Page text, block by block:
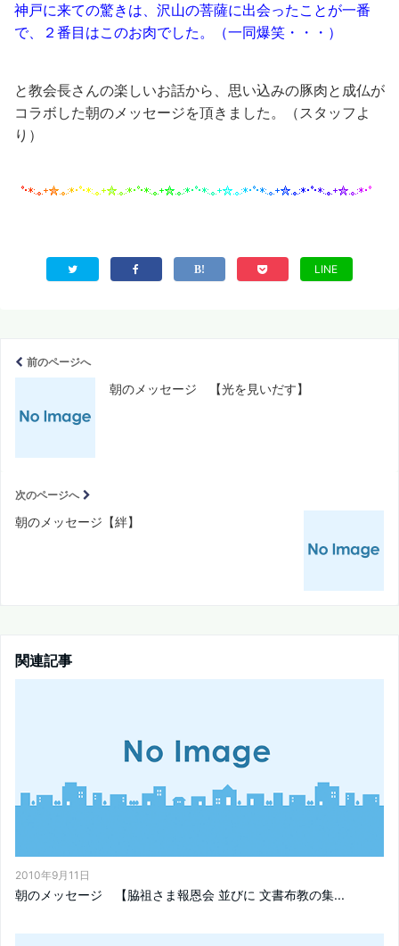
神戸に来ての驚きは、沢山の菩薩に出会ったことが一番
で、２番目はこのお肉でした。（一同爆笑・・・）
と教会長さんの楽しいお話から、思い込みの豚肉と成仏が
コラボした朝のメッセージを頂きました。（スタッフよ
り）
LINE
前のページへ
朝のメッセージ 【光を見いだす】
次のページへ
朝のメッセージ【絆】
関連記事
2010年9月11日
朝のメッセージ 【脇祖さま報恩会 並びに 文書布教の集...